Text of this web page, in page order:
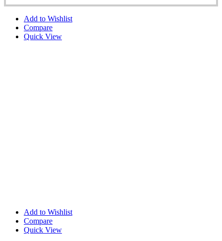
Add to Wishlist
Compare
Quick View
Add to Wishlist
Compare
Quick View